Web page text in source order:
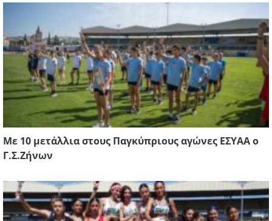
Με 10 μετάλλια στους Παγκύπριους αγώνες ΕΣΥΑΑ ο
Γ.Σ.Ζήνων